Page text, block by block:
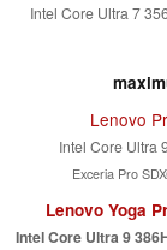
Intel Core Ultra 7
Lenovo
Intel Core Ultra
Exceria Pro
Lenovo Yoga
Intel Core Ultra 9